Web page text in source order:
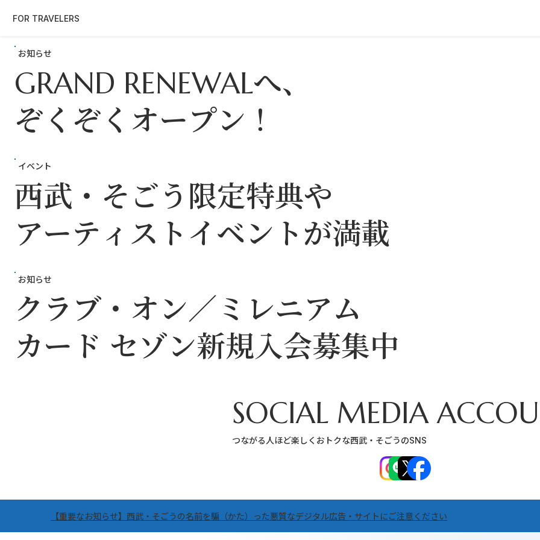
FOR TRAVELERS
お知らせ
GRAND RENEWALへ、
ぞくぞくオープン！
イベント
西武・そごう限定特典や
アーティストイベントが満載
お知らせ
クラブ・オン／ミレニアム
カード セゾン新規入会募集中
【重要なお知らせ】西武・そごうの名前を騙（かた）った悪質なデジタル広告・サイトにご注意ください
SOCIAL MEDIA
つながる人ほど楽しくおトクな西武・そごうのSNS